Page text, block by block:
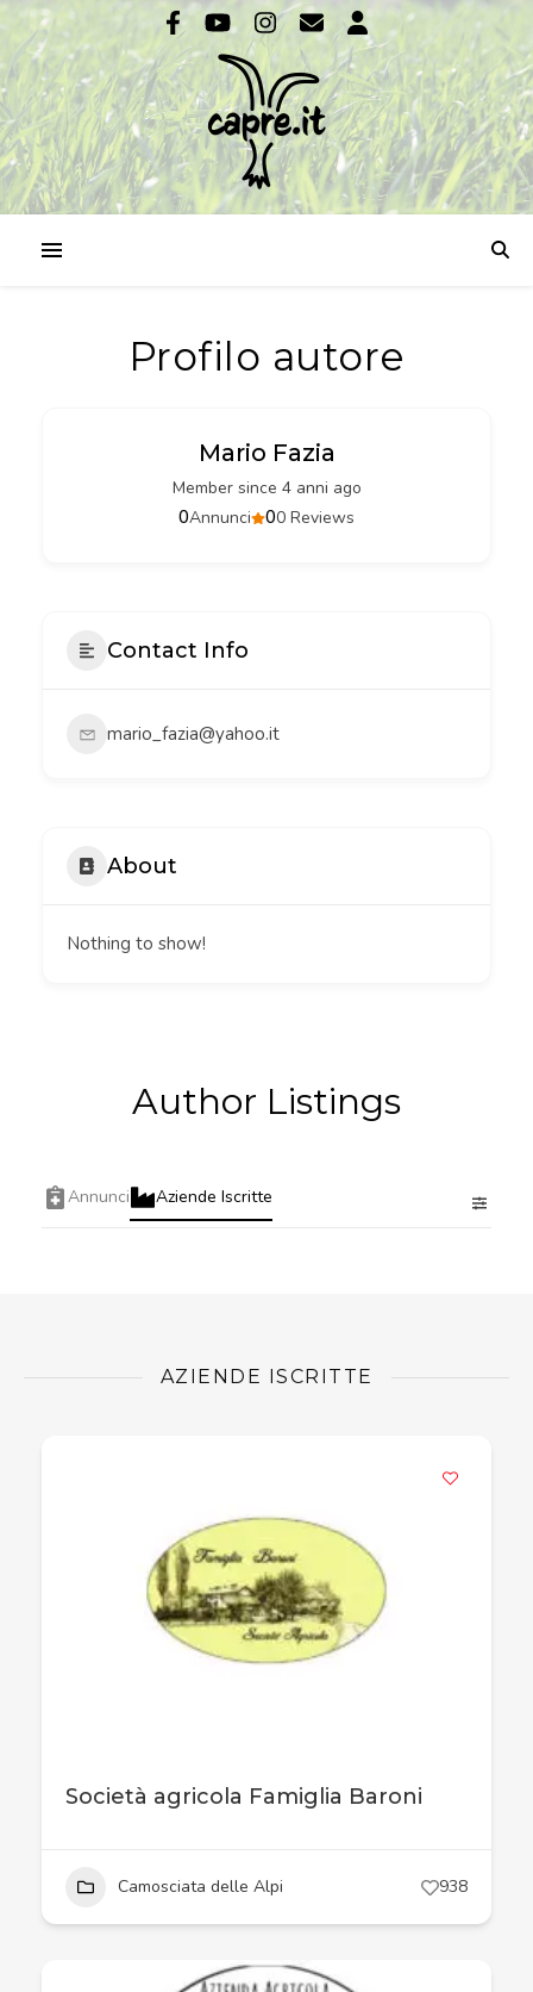
Profilo autore
Mario Fazia
Member since 4 anni ago
00 Reviews
0Annunci
Contact Info
mario_fazia@yahoo.it
About
Nothing to show!
Author Listings
Annunci Aziende Iscritte
AZIENDE ISCRITTE
Società agricola Famiglia Baroni
Camosciata delle Alpi 938